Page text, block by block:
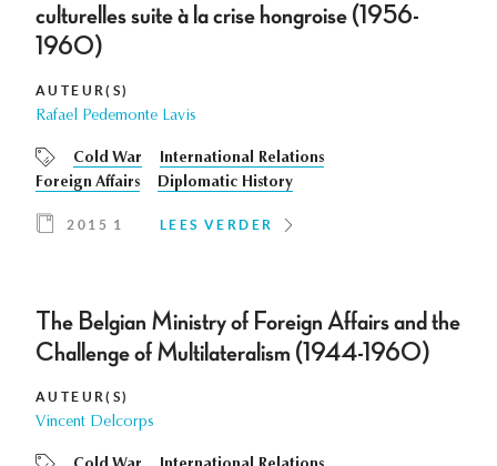
culturelles suite à la crise hongroise (1956-
1960)
AUTEUR(S)
Rafael Pedemonte Lavis
Cold War
International Relations
Foreign Affairs
Diplomatic History
2015 1 LEES VERDER
The Belgian Ministry of Foreign Affairs and the
Challenge of Multilateralism (1944-1960)
AUTEUR(S)
Vincent Delcorps